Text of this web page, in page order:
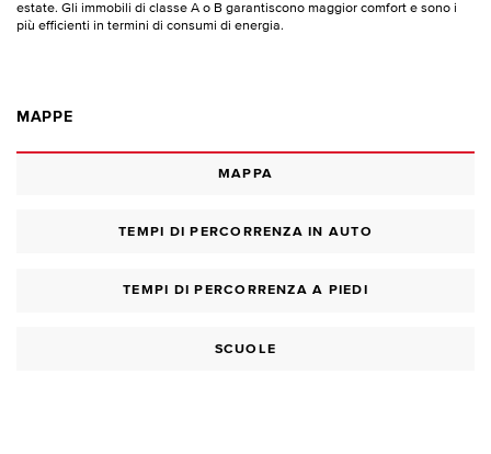
estate. Gli immobili di classe A o B garantiscono maggior comfort e sono i
più efficienti in termini di consumi di energia.
MAPPE
MAPPA
TEMPI DI PERCORRENZA IN AUTO
TEMPI DI PERCORRENZA A PIEDI
SCUOLE